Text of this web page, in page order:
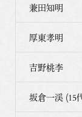
兼田知明
厚東孝明
吉野桃李
坂倉一渓 (15